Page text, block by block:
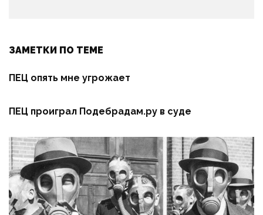
ЗАМЕТКИ ПО ТЕМЕ
ПЕЦ опять мне угрожает
ПЕЦ проиграл Подебрадам.ру в суде